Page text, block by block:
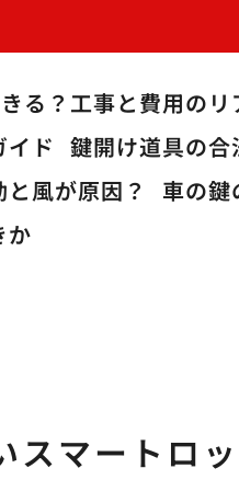
る？工事と費用のリ
ド 鍵開け道具の
風が原因？
車の
か
スマートロ